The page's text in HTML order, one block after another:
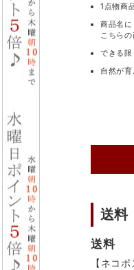
1点物商
商品名に
こちら
できる
自然が
送料
送料
【ネコポ